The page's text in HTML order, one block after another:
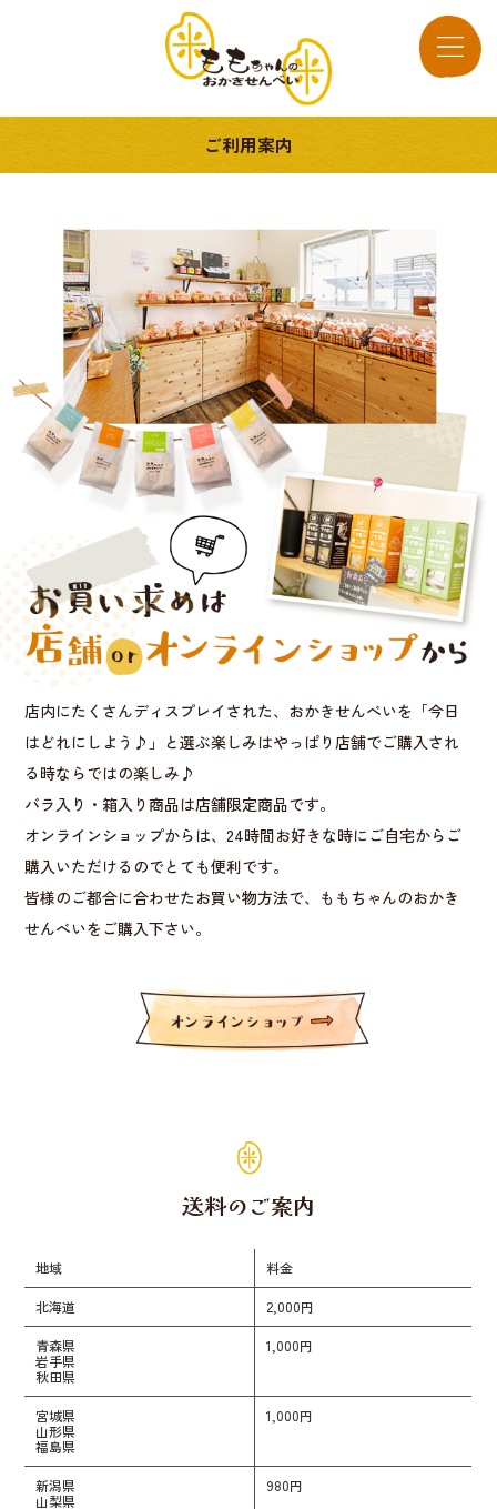
ご利用案内
店内にたくさんディスプレイされた、おかきせんべいを「今日
はどれにしよう♪」と選ぶ楽しみはやっぱり店舗でご購入され
る時ならではの楽しみ♪
バラ入り・箱入り商品は店舗限定商品です。
オンラインショップからは、24時間お好きな時にご自宅からご
購入いただけるのでとても便利です。
皆様のご都合に合わせたお買い物方法で、ももちゃんのおかき
せんべいをご購入下さい。
送料のご案内
地域 料金
北海道 2,000円
青森県
岩手県
秋田県
1,000円
宮城県
山形県
福島県
1,000円
新潟県
山梨県
980円